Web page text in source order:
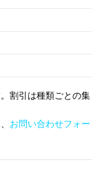
割引は種類ごとの集
お問い合わせフォー